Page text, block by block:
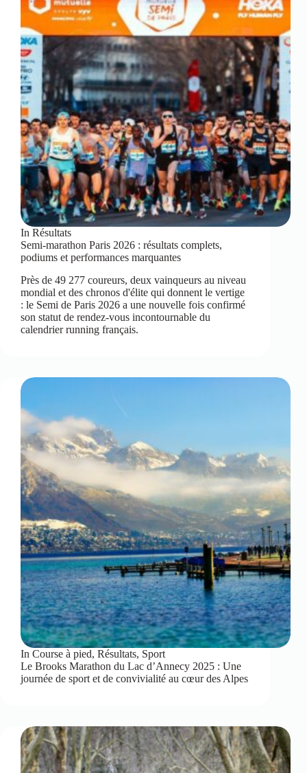
In Résultats
Semi-marathon Paris 2026 : résultats complets,
podiums et performances marquantes
Près de 49 277 coureurs, deux vainqueurs au niveau
mondial et des chronos d'élite qui donnent le vertige
: le Semi de Paris 2026 a une nouvelle fois confirmé
son statut de rendez-vous incontournable du
calendrier running français.
In Course à pied,Résultats, Sport
Le Brooks Marathon du Lac d’Annecy 2025 : Une
journée de sport et de convivialité au cœur des Alpes